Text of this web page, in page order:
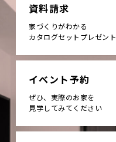
資料請求
家づくりがわかる
カタログセットプレゼント
イベント予約
ぜひ、実際のお家を
見学してみてください